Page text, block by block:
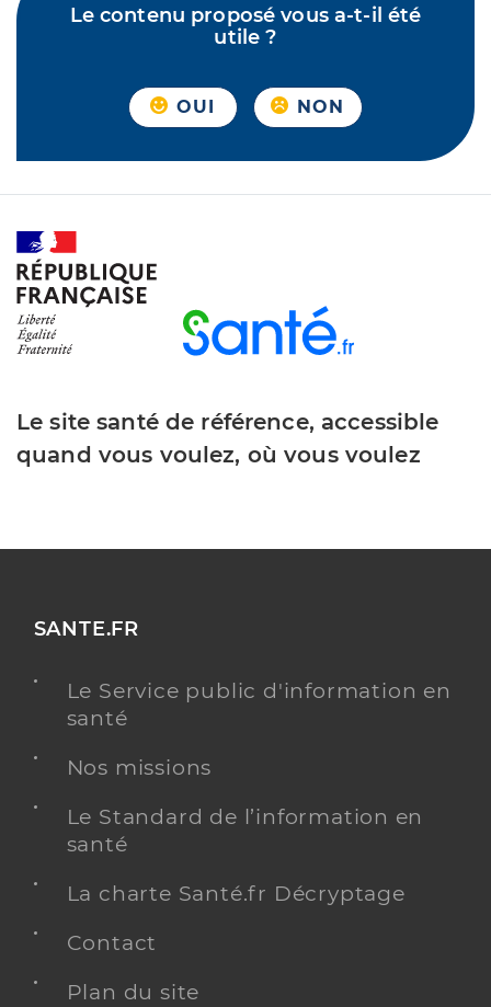
Le contenu proposé vous a-t-il été
utile ?
OUI NON
Le site santé de référence, accessible
quand vous voulez, où vous voulez
SANTE.FR
Le Service public d'information en
santé
Nos missions
Le Standard de l’information en
santé
La charte Santé.fr Décryptage
Contact
Plan du site